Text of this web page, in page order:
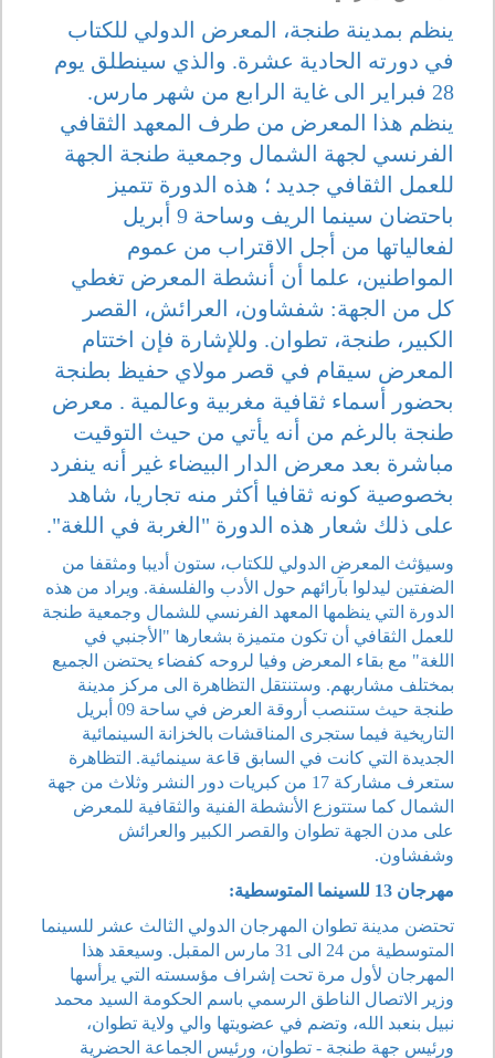
ينظم بمدينة طنجة، المعرض الدولي للكتاب
في دورته الحادية عشرة. والذي سينطلق يوم
28 فبراير الى غاية الرابع من شهر مارس.
ينظم هذا المعرض من طرف المعهد الثقافي
الفرنسي لجهة الشمال وجمعية طنجة الجهة
للعمل الثقافي جديد ؛ هذه الدورة تتميز
باحتضان سينما الريف وساحة 9 أبريل
لفعالياتها من أجل الاقتراب من عموم
المواطنين، علما أن أنشطة المعرض تغطي
كل من الجهة: شفشاون، العرائش، القصر
الكبير، طنجة، تطوان. وللإشارة فإن اختتام
المعرض سيقام في قصر مولاي حفيظ بطنجة
بحضور أسماء ثقافية مغربية وعالمية . معرض
طنجة بالرغم من أنه يأتي من حيث التوقيت
مباشرة بعد معرض الدار البيضاء غير أنه ينفرد
بخصوصية كونه ثقافيا أكثر منه تجاريا، شاهد
على ذلك شعار هذه الدورة "الغربة في اللغة".
وسيؤثث المعرض الدولي للكتاب، ستون أديبا ومثقفا من
الضفتين ليدلوا بآرائهم حول الأدب والفلسفة. ويراد من هذه
الدورة التي ينظمها المعهد الفرنسي للشمال وجمعية طنجة
للعمل الثقافي أن تكون متميزة بشعارها "الأجنبي في
اللغة" مع بقاء المعرض وفيا لروحه كفضاء يحتضن الجميع
بمختلف مشاربهم. وستنتقل التظاهرة الى مركز مدينة
طنجة حيث ستنصب أروقة العرض في ساحة 09 أبريل
التاريخية فيما ستجرى المناقشات بالخزانة السينمائية
الجديدة التي كانت في السابق قاعة سينمائية. التظاهرة
ستعرف مشاركة 17 من كبريات دور النشر وثلاث من جهة
الشمال كما ستتوزع الأنشطة الفنية والثقافية للمعرض
على مدن الجهة تطوان والقصر الكبير والعرائش
وشفشاون.
مهرجان 13 للسينما المتوسطية:
تحتضن مدينة تطوان المهرجان الدولي الثالث عشر للسينما
المتوسطية من 24 الى 31 مارس المقبل. وسيعقد هذا
المهرجان لأول مرة تحت إشراف مؤسسته التي يرأسها
وزير الاتصال الناطق الرسمي باسم الحكومة السيد محمد
نبيل بنعبد الله، وتضم في عضويتها والي ولاية تطوان،
ورئيس جهة طنجة - تطوان، ورئيس الجماعة الحضرية